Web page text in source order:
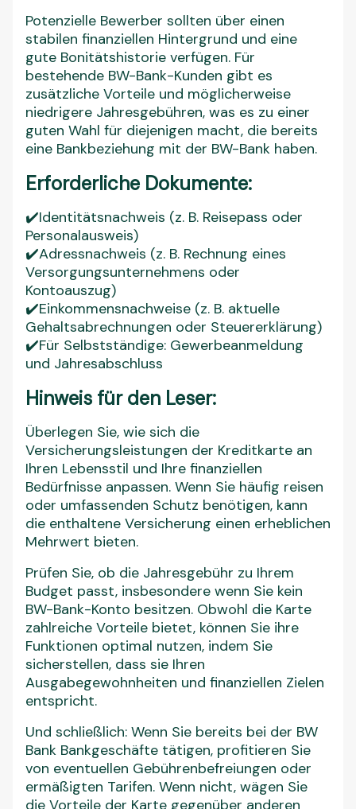
Potenzielle Bewerber sollten über einen
stabilen finanziellen Hintergrund und eine
gute Bonitätshistorie verfügen. Für
bestehende BW-Bank-Kunden gibt es
zusätzliche Vorteile und möglicherweise
niedrigere Jahresgebühren, was es zu einer
guten Wahl für diejenigen macht, die bereits
eine Bankbeziehung mit der BW-Bank haben.
Erforderliche Dokumente:
✔️Identitätsnachweis (z. B. Reisepass oder
Personalausweis)
✔️Adressnachweis (z. B. Rechnung eines
Versorgungsunternehmens oder
Kontoauszug)
✔️Einkommensnachweise (z. B. aktuelle
Gehaltsabrechnungen oder Steuererklärung)
✔️Für Selbstständige: Gewerbeanmeldung
und Jahresabschluss
Hinweis für den Leser:
Überlegen Sie, wie sich die
Versicherungsleistungen der Kreditkarte an
Ihren Lebensstil und Ihre finanziellen
Bedürfnisse anpassen. Wenn Sie häufig reisen
oder umfassenden Schutz benötigen, kann
die enthaltene Versicherung einen erheblichen
Mehrwert bieten.
Prüfen Sie, ob die Jahresgebühr zu Ihrem
Budget passt, insbesondere wenn Sie kein
BW-Bank-Konto besitzen. Obwohl die Karte
zahlreiche Vorteile bietet, können Sie ihre
Funktionen optimal nutzen, indem Sie
sicherstellen, dass sie Ihren
Ausgabegewohnheiten und finanziellen Zielen
entspricht.
Und schließlich: Wenn Sie bereits bei der BW
Bank Bankgeschäfte tätigen, profitieren Sie
von eventuellen Gebührenbefreiungen oder
ermäßigten Tarifen. Wenn nicht, wägen Sie
die Vorteile der Karte gegenüber anderen